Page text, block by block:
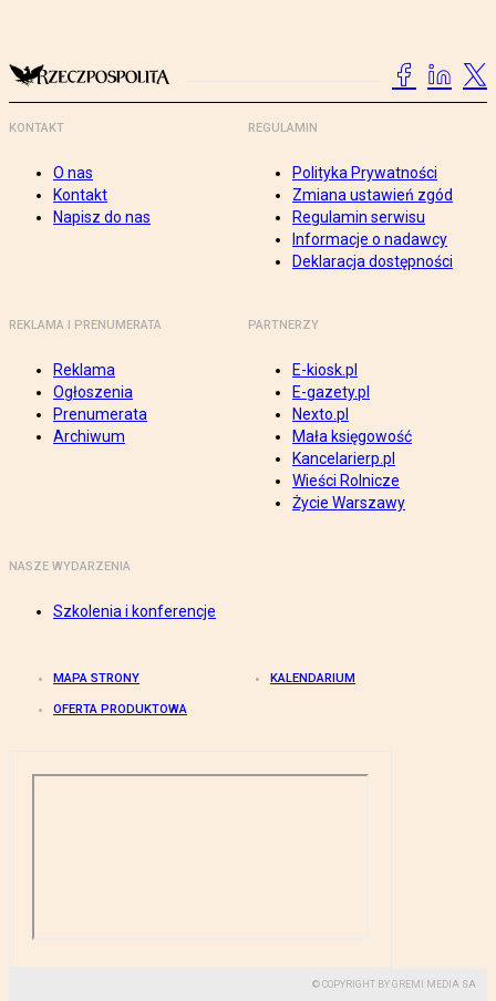
KONTAKT
O nas
Kontakt
Napisz do nas
REGULAMIN
Polityka Prywatności
Zmiana ustawień zgód
Regulamin serwisu
Informacje o nadawcy
Deklaracja dostępności
REKLAMA I PRENUMERATA
Reklama
Ogłoszenia
Prenumerata
Archiwum
PARTNERZY
E-kiosk.pl
E-gazety.pl
Nexto.pl
Mała księgowość
Kancelarierp.pl
Wieści Rolnicze
Życie Warszawy
NASZE WYDARZENIA
Szkolenia i konferencje
MAPA STRONY KALENDARIUM
OFERTA PRODUKTOWA
© COPYRIGHT BY GREMI MEDIA SA